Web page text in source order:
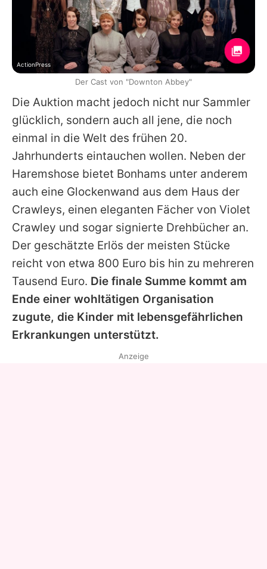
Die Auktion macht jedoch nicht nur Sammler
glücklich, sondern auch all jene, die noch
einmal in die Welt des frühen 20.
Jahrhunderts eintauchen wollen. Neben der
Haremshose bietet Bonhams unter anderem
auch eine Glockenwand aus dem Haus der
Crawleys, einen eleganten Fächer von Violet
Crawley und sogar signierte Drehbücher an.
Der geschätzte Erlös der meisten Stücke
reicht von etwa 800 Euro bis hin zu mehreren
Tausend Euro. Die finale Summe kommt am
Ende einer wohltätigen Organisation
zugute, die Kinder mit lebensgefährlichen
Erkrankungen unterstützt.
ActionPress
Der Cast von "Downton Abbey"
Anzeige